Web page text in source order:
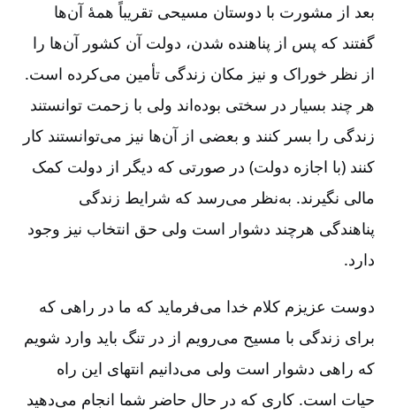
بعد از مشورت با دوستان مسیحی تقریباً همۀ آن‌ها
گفتند که پس از پناهنده شدن، دولت آن کشور آن‌ها را
از نظر خوراک و نیز مکان زندگی تأمین می‌کرده است.
هر چند بسیار در سختی بوده‌اند ولی با زحمت توانستند
زندگی را بسر کنند و بعضی از آن‌ها نیز می‌توانستند کار
کنند (با اجازه دولت) در صورتی که دیگر از دولت کمک
مالی نگیرند. به‌نظر می‌رسد که شرایط زندگی
پناهندگی هرچند دشوار است ولی حق انتخاب نیز وجود
دارد.
دوست عزیزم کلام خدا می‌فرماید که ما در راهی که
برای زندگی با مسیح می‌رویم از در تنگ باید وارد شویم
که راهی دشوار است ولی می‌دانیم انتهای این راه
حیات است. کاری که در حال حاضر شما انجام می‌دهید